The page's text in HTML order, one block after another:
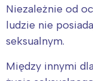
Niezależnie od
ludzie nie
seksualnym.
Między innymi